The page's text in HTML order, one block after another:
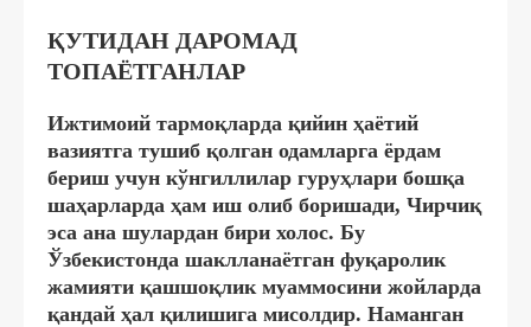
ҚУТИДАН ДАРОМАД
ТОПАЁТГАНЛАР
Ижтимоий тармоқларда қийин ҳаётий
вазиятга тушиб қолган одамларга ёрдам
бериш учун кўнгиллилар гуруҳлари бошқа
шаҳарларда ҳам иш олиб боришади, Чирчиқ
эса ана шулардан бири холос. Бу
Ўзбекистонда шаклланаётган фуқаролик
жамияти қашшоқлик муаммосини жойларда
қандай ҳал қилишига мисолдир. Наманган